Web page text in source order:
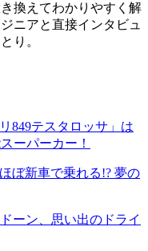
換えてわかりやすく解
ニアと直接インタビュ
り。
849テスタロッサ」は
ーパーカー！
ぼ新車で乗れる!? 夢の
ーン、思い出のドライ